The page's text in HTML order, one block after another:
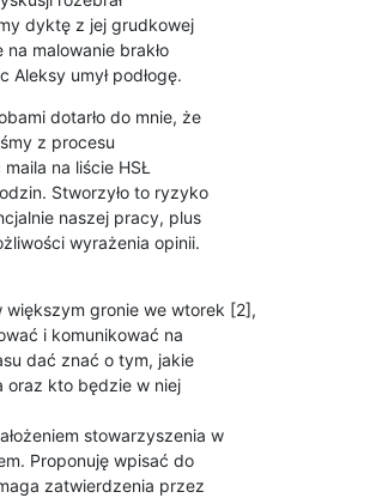
dyktę z jej grudkowej
malowanie brakło
umył podłogę.
dotarło do mnie, że
z procesu
na liście HSŁ
Stworzyło to ryzyko
naszej pracy, plus
wyrażenia opinii.
większym gronie we wtorek [2],
i komunikować na
dać znać o tym, jakie
oraz kto będzie w niej
stowarzyszenia w
Proponuję wpisać do
zatwierdzenia przez